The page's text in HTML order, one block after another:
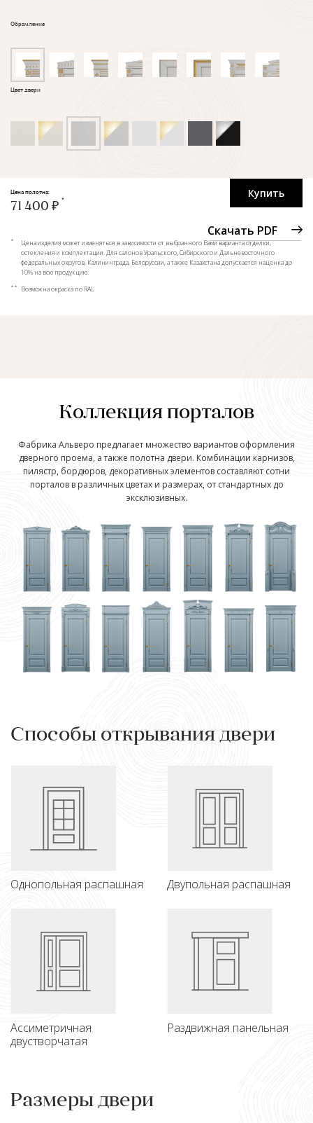
Обрамление
Цвет двери
Купить
Скачать PDF
Цена полотна:
71 400 ₽
*
Цена изделия может изменяться в зависимости от выбранного Вами варианта отделки,
остекления и комплектации. Для салонов Уральского, Сибирского и Дальневосточного
федеральных округов, Калининграда, Белоруссии, а также Казахстана допускается наценка до
10% на всю продукцию.
** Возможна окраска по RAL
Коллекция порталов
Фабрика Альверо предлагает множество вариантов оформления
дверного проема, а также полотна двери. Комбинации карнизов,
пилястр, бордюров, декоративных элементов составляют сотни
порталов в различных цветах и размерах, от стандартных до
эксклюзивных.
Способы открывания двери
Однопольная распашная Двупольная распашная
Ассиметричная
двустворчатая
Раздвижная панельная
Размеры двери